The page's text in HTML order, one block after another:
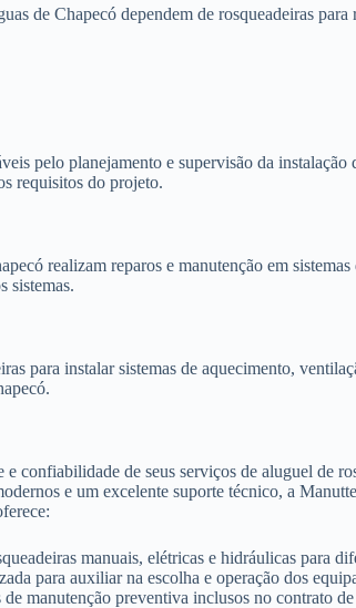
de Chapecó dependem de rosqueadeiras para
pelo planejamento e supervisão da
requisitos do projeto.
realizam reparos e manutenção em
sistemas.
para instalar sistemas de aquecimento,
confiabilidade de seus serviços de aluguel de
e um excelente suporte técnico, a
manuais, elétricas e hidráulicas para
para auxiliar na escolha e operação dos
de manutenção preventiva inclusos no contrato